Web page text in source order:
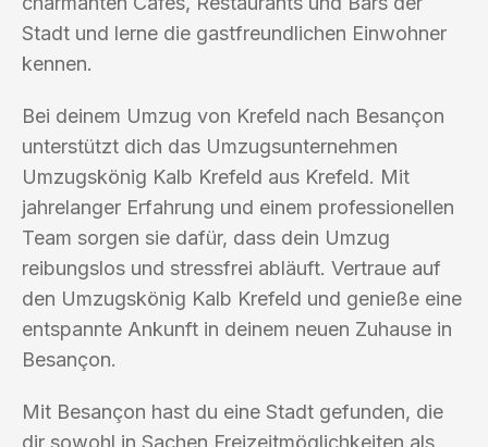
Stadt und lerne die gastfreundlichen Einwohner
kennen.
Bei deinem Umzug von Krefeld nach Besançon
unterstützt dich das Umzugsunternehmen
Umzugskönig Kalb Krefeld aus Krefeld. Mit
jahrelanger Erfahrung und einem professionellen
Team sorgen sie dafür, dass dein Umzug
reibungslos und stressfrei abläuft. Vertraue auf
den Umzugskönig Kalb Krefeld und genieße eine
entspannte Ankunft in deinem neuen Zuhause in
Besançon.
Mit Besançon hast du eine Stadt gefunden, die
dir sowohl in Sachen Freizeitmöglichkeiten als